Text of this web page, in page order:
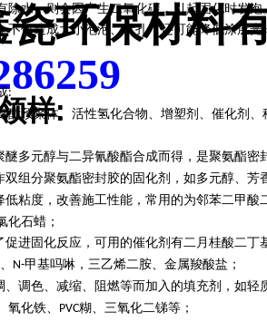
环保材料
样:
除水，则会因产生二氧化碳，引起固化时发
不仅造成大小泡泡、针孔，还可能降低涂层光
:
酯预聚体、活性氢化合物、增塑剂、催化剂
多元醇与二异氰酸酯合成而得，是聚氨酯密
组分聚氨酯密封胶的固化剂，如多元醇、芳
低粘度，改善施工性能，常用的为邻苯二甲
化石蜡；
促进固化反应，可用的催化剂有二月桂酸二丁
N-甲基吗啉，三乙烯二胺、金属羧酸盐；
、调色、减缩、阻燃等而加入的填充剂，如轻
氧化铁、 PVC糊、三氧化二锑等；